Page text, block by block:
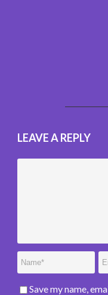
LEAVE A REPLY
Save my name,